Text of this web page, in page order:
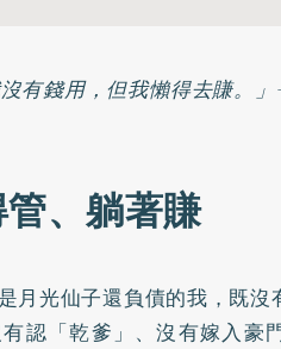
有錢用，但我懶得去賺。
、躺著賺
月光仙子還負債的我，既沒
認「乾爹」、沒有嫁入豪